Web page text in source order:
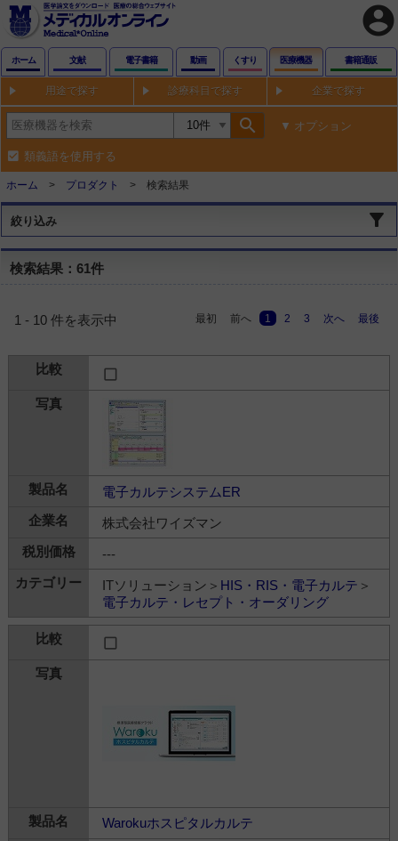
account_circle
ホーム 文献 電子書籍 動画 くすり 医療機器 書籍通販
用途で探す 診療科目で探す 企業で探す
search オプション
類義語を使用する
ホーム プロダクト 検索結果
絞り込み
検索結果：61件
1 - 10 件を表示中 最初 前へ 1 2 3 次へ 最後
電子カルテシステムER
株式会社ワイズマン
---
ITソリューション＞ HIS・RIS・電子カルテ ＞
電子カルテ・レセプト・オーダリング
Warokuホスピタルカルテ